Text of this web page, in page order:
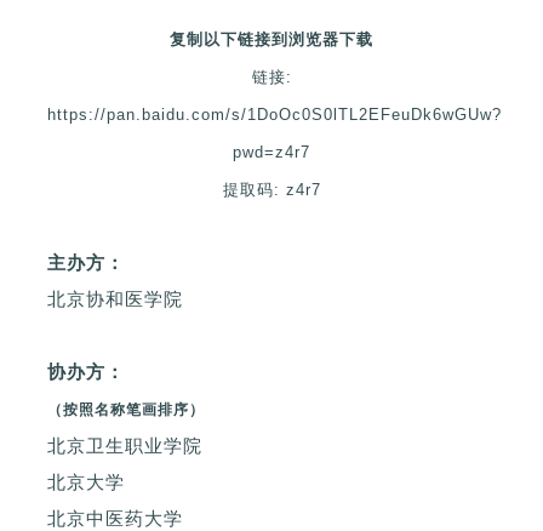
复制以下链接到浏览器下载
链接:
https://pan.baidu.com/s/1DoOc0S0lTL2EFeuDk6wGUw?
pwd=z4r7
提取码: z4r7
主办方：
北京协和医学院
协办方：
（按照名称笔画排序）
北京卫生职业学院
北京大学
北京中医药大学